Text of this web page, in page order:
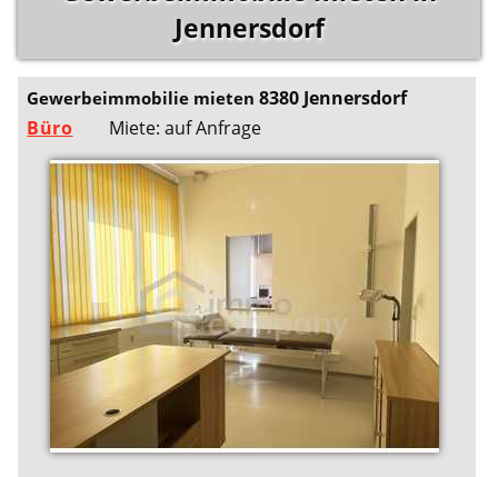
Jennersdorf
Gewerbeimmobilie mieten8380 Jennersdorf
Büro
Miete: auf Anfrage